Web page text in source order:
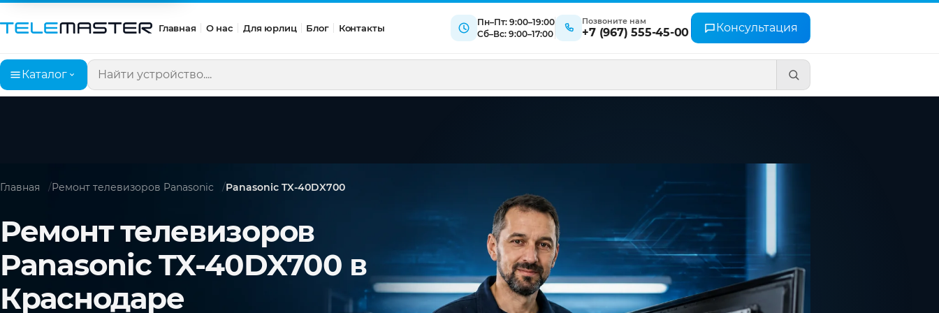
Главная О нас Для юрлиц Блог Контакты
Пн–Пт: 9:00–19:00
Сб–Вс: 9:00–17:00
Позвоните нам
+7 (967) 555-45-00 Консультация
Каталог
Поиск по сайту
Главная Ремонт телевизоров Panasonic Panasonic TX-40DX700
Ремонт телевизоров
Panasonic TX-40DX700 в
Краснодаре